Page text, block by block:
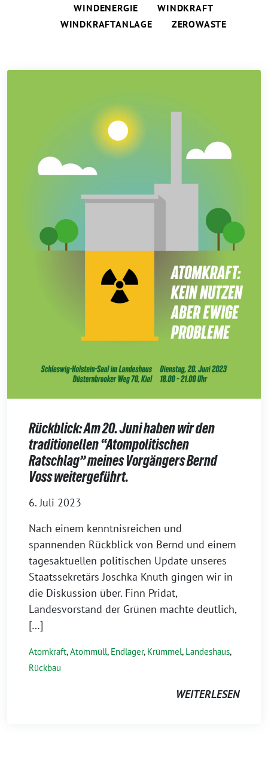
WINDENERGIE
WINDKRAFT
WINDKRAFTANLAGE
ZEROWASTE
Rückblick: Am 20. Juni haben wir den
traditionellen “Atompolitischen
Ratschlag” meines Vorgängers Bernd
Voss weitergeführt.
6. Juli 2023
Nach einem kenntnisreichen und
spannenden Rückblick von Bernd und einem
tagesaktuellen politischen Update unseres
Staatssekretärs Joschka Knuth gingen wir in
die Diskussion über. Finn Pridat,
Landesvorstand der Grünen machte deutlich,
[…]
Atomkraft,Atommüll, Endlager, Krümmel, Landeshaus,
Rückbau
WEITERLESEN